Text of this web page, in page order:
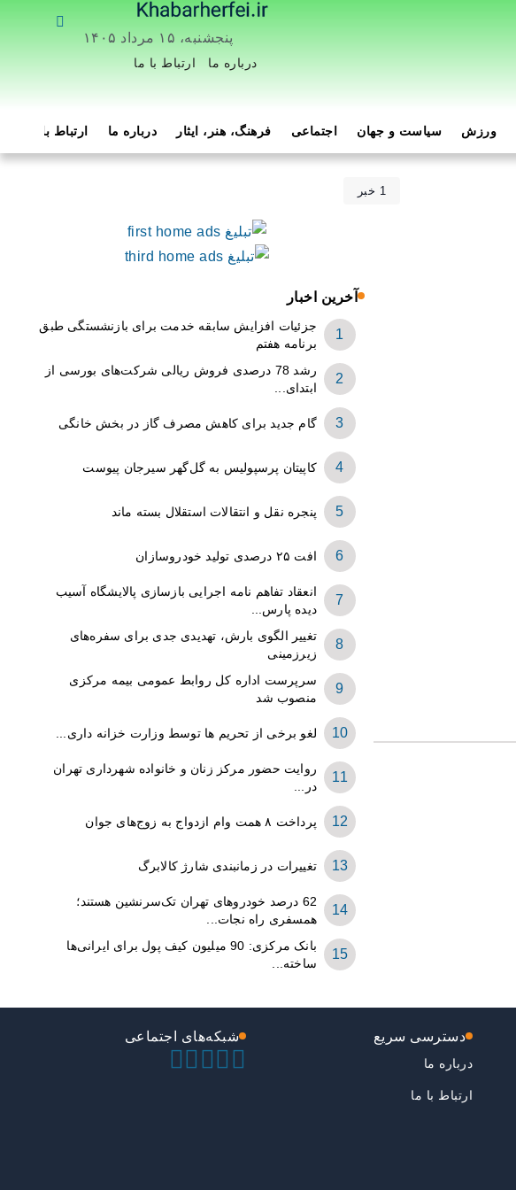
پنجشنبه، ۱۵ مرداد ۱۴۰۵
درباره ما ارتباط با ما
ورزش سیاست و جهان اجتماعی فرهنگ، هنر، ایثار درباره ما ارتباط با ما
1 خبر
آخرین اخبار
جزئیات افزایش سابقه خدمت برای بازنشستگی طبق
برنامه هفتم
رشد 78 درصدی فروش ریالی شرکت‌های بورسی از
ابتدای...
گام جدید برای کاهش مصرف گاز در بخش خانگی
کاپیتان پرسپولیس به گل‌گهر سیرجان پیوست
پنجره‌ نقل و انتقالات استقلال بسته ماند
افت ۲۵ درصدی تولید خودروسازان
انعقاد تفاهم نامه اجرایی بازسازی پالایشگاه آسیب
دیده پارس...
تغییر الگوی بارش، تهدیدی جدی برای سفره‌های
زیرزمینی
سرپرست اداره کل روابط عمومی بیمه مرکزی
منصوب شد
لغو برخی از تحریم ها توسط وزارت خزانه داری...
روایت حضور مرکز زنان و خانواده شهرداری تهران
در...
پرداخت ۸ همت وام ازدواج به زوج‌های جوان
تغییرات در زمانبندی‌ شارژ کالابرگ
62 درصد خودروهای تهران تک‌سرنشین‌ هستند؛
همسفری راه نجات...
بانک مرکزی: 90 میلیون کیف پول برای ایرانی‌ها
ساخته...
دسترسی سریع
درباره ما
ارتباط با ما
شبکه‌های اجتماعی